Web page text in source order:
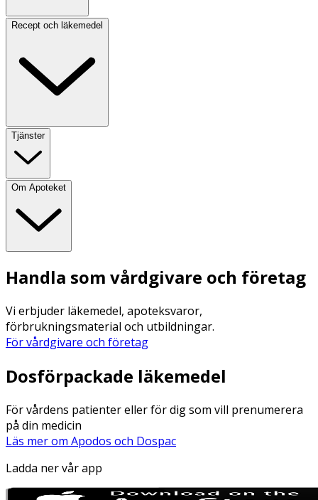
Recept och läkemedel
Tjänster
Om Apoteket
Handla som vårdgivare och företag
Vi erbjuder läkemedel, apoteksvaror,
förbrukningsmaterial och utbildningar.
För vårdgivare och företag
Dosförpackade läkemedel
För vårdens patienter eller för dig som vill prenumerera
på din medicin
Läs mer om Apodos och Dospac
Ladda ner vår app